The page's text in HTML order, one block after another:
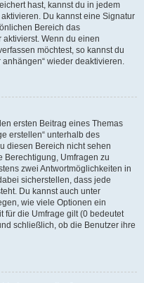
hast, kannst du in jedem
Du kannst eine Signatur
Bereich das
Wenn du einen
möchtest, so kannst du
wieder deaktivieren.
ersten Beitrag eines Themas
erstellen“ unterhalb des
diesen Bereich nicht sehen
Berechtigung, Umfragen zu
zwei Antwortmöglichkeiten in
sicherstellen, dass jede
Du kannst auch unter
wie viele Optionen ein
für die Umfrage gilt (0 bedeutet
schließlich, ob die Benutzer ihre